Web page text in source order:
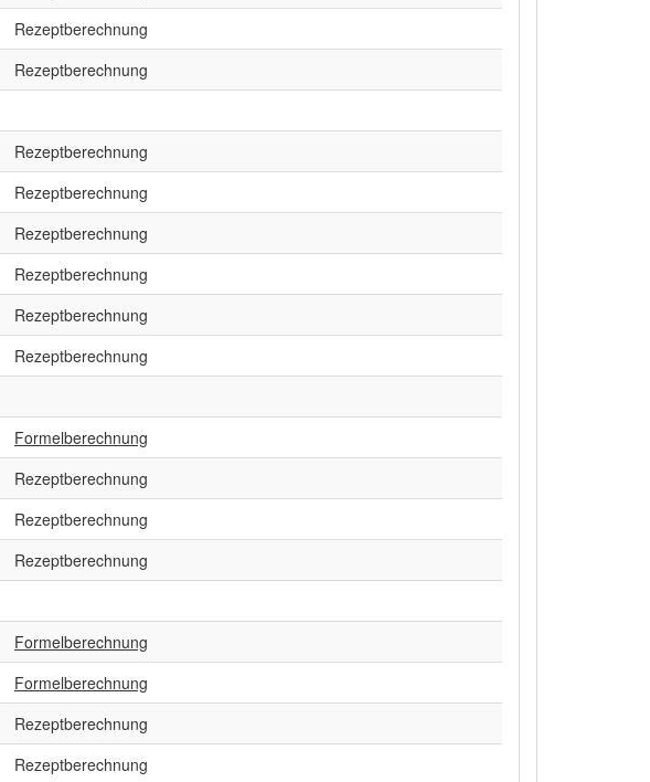
Rezeptberechnung
Rezeptberechnung
Rezeptberechnung
Rezeptberechnung
Rezeptberechnung
Rezeptberechnung
Rezeptberechnung
Rezeptberechnung
Formelberechnung
Rezeptberechnung
Rezeptberechnung
Rezeptberechnung
Formelberechnung
Formelberechnung
Rezeptberechnung
Rezeptberechnung